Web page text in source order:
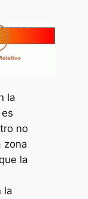
la
no
zona
la
la